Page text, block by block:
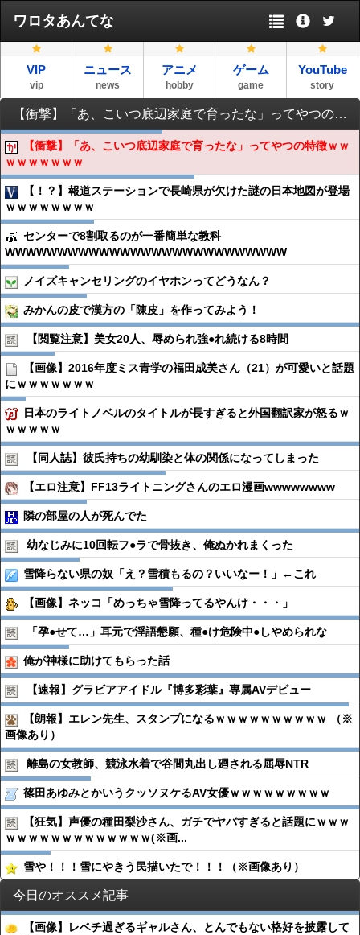
ワロタあんてな
VIP
vip
ニュース
news
アニメ
hobby
ゲーム
game
YouTube
story
【衝撃】「あ、こいつ底辺家庭で育ったな」ってやつの特徴ｗｗｗｗｗｗｗｗｗ
【衝撃】「あ、こいつ底辺家庭で育ったな」ってやつの特徴ｗｗ
ｗｗｗｗｗｗｗ
【！？】報道ステーションで長崎県が欠けた謎の日本地図が登場
ｗｗｗｗｗｗｗｗ
センターで8割取るのが一番簡単な教科
WWWWWWWWWWWWWWWWWWWWWWWWWWW
ノイズキャンセリングのイヤホンってどうなん？
みかんの皮で漢方の「陳皮」を作ってみよう！
【閲覧注意】美女20人、辱められ強●︎れ続ける8時間
【画像】2016年度ミス青学の福田成美さん（21）が可愛いと話題
にｗｗｗｗｗｗｗ
日本のライトノベルのタイトルが長すぎると外国翻訳家が怒るｗ
ｗｗｗｗｗ
【同人誌】彼氏持ちの幼馴染と体の関係になってしまった
【エロ注意】FF13ライトニングさんのエロ漫画wwwwwwww
隣の部屋の人が死んでた
幼なじみに10回転フ●︎ラで骨抜き、俺ぬかれまくった
雪降らない県の奴「え？雪積もるの？いいなー！」←これ
【画像】ネッコ「めっちゃ雪降ってるやんけ・・・」
「孕●︎せて…」耳元で淫語懇願、種●︎け危険中●︎しやめられな
俺が神様に助けてもらった話
【速報】グラビアアイドル『博多彩葉』専属AVデビュー
【朗報】エレン先生、スタンプになるｗｗｗｗｗｗｗｗｗｗ （※
画像あり）
離島の女教師、競泳水着で谷間丸出し廻される屈辱NTR
篠田あゆみとかいうクッソヌケるAV女優ｗｗｗｗｗｗｗｗｗ
【狂気】声優の種田梨沙さん、ガチでヤバすぎると話題にｗｗｗ
ｗｗｗｗｗｗｗｗｗｗｗｗｗ(※画...
雪や！！！雪にやきう民描いたで！！！（※画像あり）
今日のオススメ記事
【画像】レベチ過ぎるギャルさん、とんでもない格好を披露して